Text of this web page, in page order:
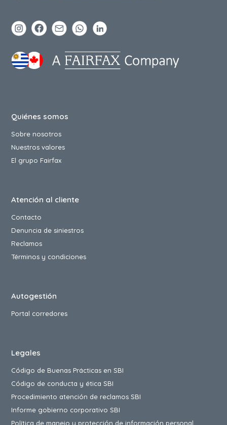
Quiénes somos
Sobre nosotros
Nuestros valores
El grupo Fairfax
Atención al cliente
Contacto
Denuncia de siniestros
Reclamos
Términos y condiciones
Autogestión
Portal corredores
Legales
Código de Buenas Prácticas en SBI
Código de conducta y ética SBI
Procedimiento atención de reclamos SBI
Informe gobierno corporativo SBI
Política de manejo y protección de información personal